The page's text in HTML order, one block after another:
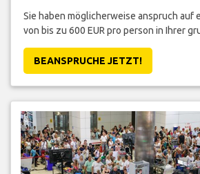
Sie haben möglicherweise anspruch auf
von bis zu 600 EUR pro person in Ihrer
BEANSPRUCHE JETZT!